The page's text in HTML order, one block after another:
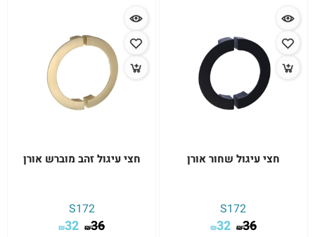
חצי עיגול שחור אורן
S172
₪36
₪32
חצי עיגול זהב מוברש אורן
S172
₪36
₪32